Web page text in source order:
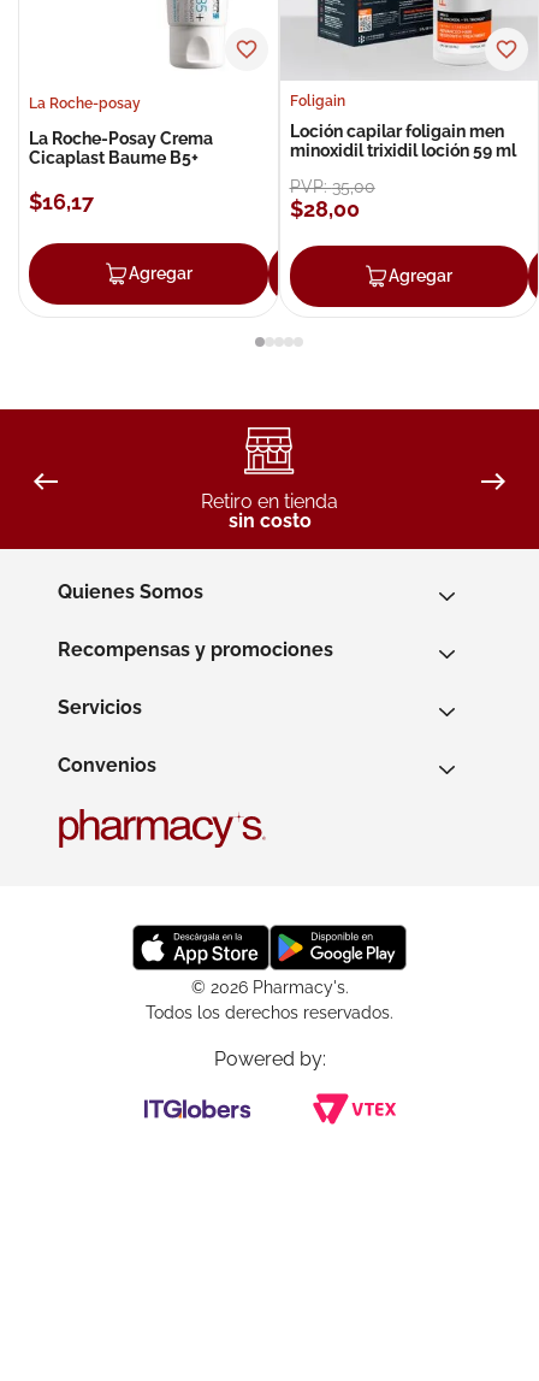
La Roche-posay
La Roche-Posay Crema
Cicaplast Baume B5+
$16,17
Agregar Agregar
Foligain
Loción capilar foligain men
minoxidil trixidil loción 59 ml
PVP:35,00
$28,00
Agregar
Retiro en tienda
sin costo
Quienes Somos
Recompensas y promociones
Servicios
Convenios
© 2026 Pharmacy's.
Todos los derechos reservados.
Powered by: